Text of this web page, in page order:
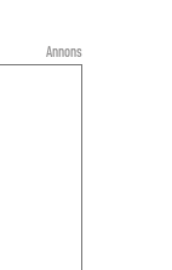
Annons